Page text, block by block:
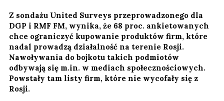
Z sondażu United Surveys przeprowadzonego dla
DGP i RMF FM, wynika, że 68 proc. ankietowanych
chce ograniczyć kupowanie produktów firm, które
nadal prowadzą działalność na terenie Rosji.
Nawoływania do bojkotu takich podmiotów
odbywają się m.in. w mediach społecznościowych.
Powstały tam listy firm, które nie wycofały się z
Rosji.